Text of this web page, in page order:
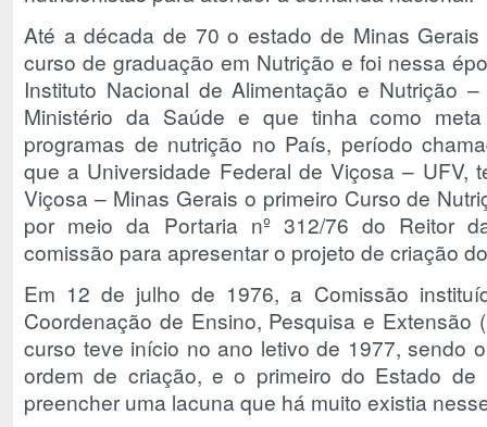
Até a década de 70 o estado de Minas
curso de graduação em Nutrição e foi nessa
Instituto Nacional de Alimentação e Nutrição
Ministério da Saúde e que tinha como
programas de nutrição no País, período
que a Universidade Federal de Viçosa – UFV,
Viçosa – Minas Gerais o primeiro Curso de
por meio da Portaria nº 312/76 do Reitor
comissão para apresentar o projeto de criação
Em 12 de julho de 1976, a Comissão
Coordenação de Ensino, Pesquisa e Extensão
curso teve início no ano letivo de 1977, sendo
ordem de criação, e o primeiro do Estado de
preencher uma lacuna que há muito existia